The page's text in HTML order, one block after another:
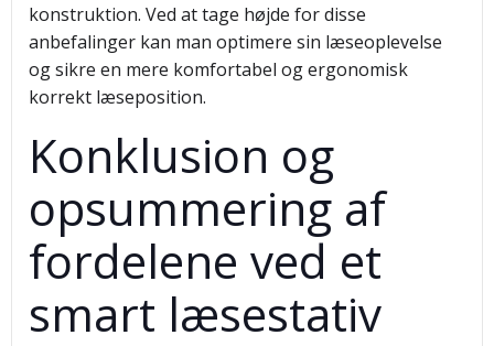
konstruktion. Ved at tage højde for disse
anbefalinger kan man optimere sin læseoplevelse
og sikre en mere komfortabel og ergonomisk
korrekt læseposition.
Konklusion og
opsummering af
fordelene ved et
smart læsestativ